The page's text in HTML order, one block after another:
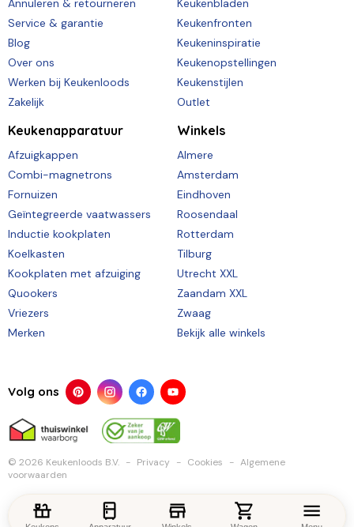
Annuleren & retourneren
Service & garantie
Blog
Over ons
Werken bij Keukenloods
Zakelijk
Keukenbladen
Keukenfronten
Keukeninspiratie
Keukenopstellingen
Keukenstijlen
Outlet
Keukenapparatuur
Afzuigkappen
Combi-magnetrons
Fornuizen
Geïntegreerde vaatwassers
Inductie kookplaten
Koelkasten
Kookplaten met afzuiging
Quookers
Vriezers
Merken
Winkels
Almere
Amsterdam
Eindhoven
Roosendaal
Rotterdam
Tilburg
Utrecht XXL
Zaandam XXL
Zwaag
Bekijk alle winkels
Volg ons
© 2026 Keukenloods B.V. Privacy Cookies
Algemene
voorwaarden